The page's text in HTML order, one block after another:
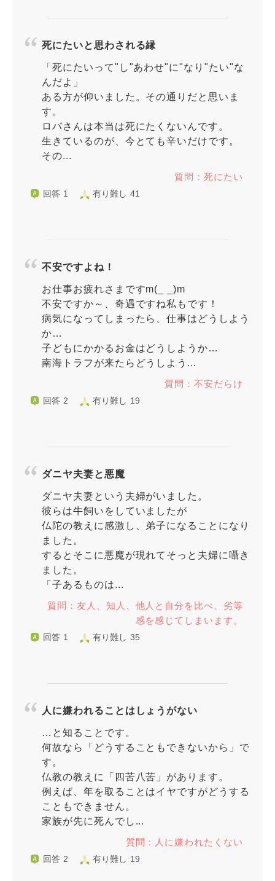
死にたいと思わされる縁
「死にたいって"し"あわせ"に"なり"たい"な
んだよ」
ある方が仰いました。その通りだと思いま
す。
ロバさんは本当は死にたくないんです。
生きているのが、今とても辛いだけです。
その...
質問：死にたい
回答 1 有り難し 41
不安ですよね！
お仕事お疲れさまですm(_ _)m
不安ですか～、奇遇ですね私もです！
病気になってしまったら、仕事はどうしよう
か…
子どもにかかるお金はどうしようか…
南海トラフが来たらどうしよう...
質問：不安だらけ
回答 2 有り難し 19
ダニヤ夫妻と悪魔
ダニヤ夫妻という夫婦がいました。
彼らは牛飼いをしていましたが
仏陀の教えに感激し、弟子になることになり
ました。
するとそこに悪魔が現れてそっと夫婦に囁き
ました。
「子あるものは...
質問：友人、知人、他人と自分を比べ、劣等
感を感じてしまいます。
回答 1 有り難し 35
人に嫌われることはしょうがない
…と知ることです。
何故なら「どうすることもできないから」で
す。
仏教の教えに「四苦八苦」があります。
例えば、年を取ることはイヤですがどうする
こともできません。
家族が先に死んでし...
質問：人に嫌われたくない
回答 2 有り難し 19